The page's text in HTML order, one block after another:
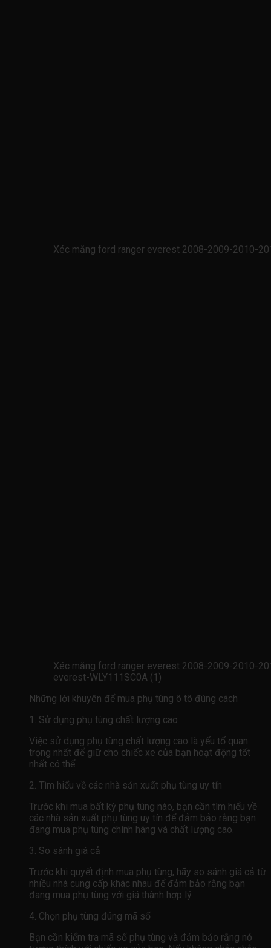
Xéc măng ford ranger everest 2008-2009-2010-
Xéc măng ford ranger everest 2008-2009-2010-
everest-WLY111SC0A (1)
Những lời khuyên để mua phụ tùng ô tô đúng cách
1. Sử dụng phụ tùng chất lượng cao
Việc sử dụng phụ tùng chất lượng cao là yếu tố quan
trọng nhất để giữ cho chiếc xe của bạn hoạt động tốt
nhất có thể.
2. Tìm hiểu về các nhà sản xuất phụ tùng uy tín
Trước khi mua bất kỳ phụ tùng nào, bạn cần tìm hiểu về
các nhà sản xuất phụ tùng uy tín để đảm bảo rằng bạn
đang mua phụ tùng chính hãng và chất lượng cao.
3. So sánh giá cả
Trước khi quyết định mua phụ tùng, hãy so sánh giá cả từ
nhiều nhà cung cấp khác nhau để đảm bảo rằng bạn
đang mua phụ tùng với giá thành hợp lý.
4. Chọn phụ tùng đúng mã số
Bạn cần kiểm tra mã số phụ tùng và đảm bảo rằng nó